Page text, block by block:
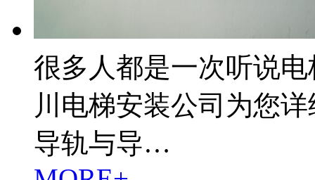
很多人都是一次听说
川电梯安装公司为您
导轨与导…